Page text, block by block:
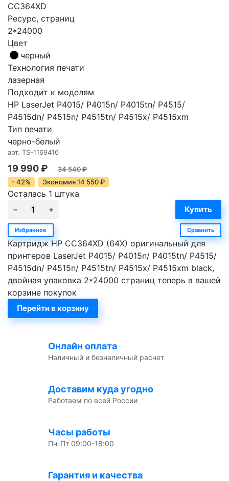
CC364XD
Ресурс, страниц
2*24000
Цвет
черный
Технология печати
лазерная
Подходит к моделям
HP LaserJet P4015/ P4015n/ P4015tn/ P4515/
P4515dn/ P4515n/ P4515tn/ P4515x/ P4515xm
Тип печати
черно-белый
арт. TS-1169416
19 990₽ 34 540₽
- 42%
Экономия14 550₽
Осталась 1 штука
Избранное Сравнить
Картридж HP CC364XD (64X) оригинальный для
принтеров LaserJet P4015/ P4015n/ P4015tn/ P4515/
P4515dn/ P4515n/ P4515tn/ P4515x/ P4515xm black,
двойная упаковка 2*24000 страниц теперь в вашей
корзине покупок
Перейти в корзину
Онлайн оплата
Наличный и безналичный расчет
Доставим куда угодно
Работаем по всей России
Часы работы
Пн-Пт 09:00-18:00
Гарантия и качества